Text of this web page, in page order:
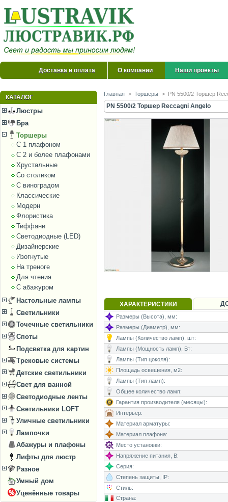
Доставка и оплата О компании Наши проекты
КАТАЛОГ
Люстры
Бра
Торшеры
С 1 плафоном
С 2 и более плафонами
Хрустальные
Со столиком
С виноградом
Классические
Модерн
Флористика
Тиффани
Светодиодные (LED)
Дизайнерские
Изогнутые
На треноге
Для чтения
С абажуром
Настольные лампы
Светильники
Точечные светильники
Споты
Подсветка для картин
Трековые системы
Детские светильники
Свет для ванной
Светодиодные ленты
Светильники LOFT
Уличные светильники
Лампочки
Абажуры и плафоны
Лифты для люстр
Разное
Умный дом
Уценённые товары
Главная > Торшеры > PN 5500/2 Торшер
PN 5500/2 Торшер Reccagni Angelo
ХАРАКТЕРИСТИКИ
Размеры (Высота), мм:
Размеры (Диаметр), мм:
Лампы (Количество ламп), шт:
Лампы (Мощность ламп), Вт:
Лампы (Тип цоколя):
Площадь освещения, м2:
Лампы (Тип ламп):
Общее количество ламп:
Гарантия производителя (месяцы):
Интерьер:
Материал арматуры:
Материал плафона:
Место установки:
Напряжение питания, В:
Серия:
Степень защиты, IP:
Стиль:
Страна: